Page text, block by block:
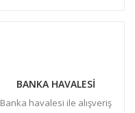
BANKA HAVALESİ
Banka havalesi ile alışveriş